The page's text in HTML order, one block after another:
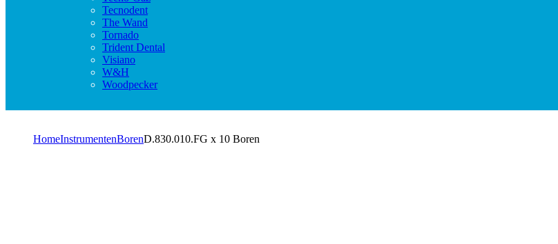
Tecnodent
The Wand
Tornado
Trident Dental
Visiano
W&H
Woodpecker
HomeInstrumentenBorenD.830.010.FG x 10 Boren